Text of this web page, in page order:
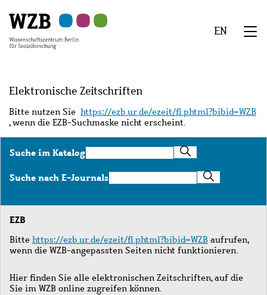
Hauptinhalt
springen
Navigation
springen
Suche
springen
Sekundärnavigation
springen
Fußzeile
springen
EN
Elektronische Zeitschriften
Bitte nutzen Sie https://ezb.ur.de/ezeit/fl.phtml?bibid=WZB
, wenn die EZB-Suchmaske nicht erscheint.
Suche im KatalogSuche
im
Katalog
Suche nach E-JournalsSuche
nach
Journals
EZB
Bitte https://ezb.ur.de/ezeit/fl.phtml?bibid=WZB aufrufen,
wenn die WZB-angepassten Seiten nicht funktionieren.
Hier finden Sie alle elektronischen Zeitschriften, auf die
Sie im WZB online zugreifen können.